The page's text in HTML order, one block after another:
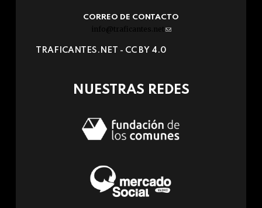
CORREO DE CONTACTO
info@traficantes.net (link
e-
TRAFICANTES.NET - CC BY 4.0
NUESTRAS REDES